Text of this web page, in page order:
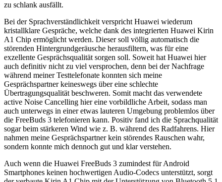
zu schlank ausfällt.
Bei der Sprachverständlichkeit verspricht Huawei wiederum
kristallklare Gespräche, welche dank des integrierten Huawei Kirin
A1 Chip ermöglicht werden. Dieser soll völlig automatisch die
störenden Hintergrundgeräusche herausfiltern, was für eine
exzellente Gesprächsqualität sorgen soll. Soweit hat Huawei hier
auch definitiv nicht zu viel versprochen, denn bei der Nachfrage
während meiner Testtelefonate konnten sich meine
Gesprächspartner keineswegs über eine schlechte
Übertragungsqualität beschweren. Somit macht das verwendete
active Noise Cancelling hier eine vorbildliche Arbeit, sodass man
auch unterwegs in einer etwas lauteren Umgebung problemlos über
die FreeBuds 3 telefonieren kann. Positiv fand ich die Sprachqualität
sogar beim stärkeren Wind wie z. B. während des Radfahrens. Hier
nahmen meine Gesprächspartner kein störendes Rauschen wahr,
sondern konnte mich dennoch gut und klar verstehen.
Auch wenn die Huawei FreeBuds 3 zumindest für Android
Smartphones keinen hochwertigen Audio-Codecs unterstützt, sorgt